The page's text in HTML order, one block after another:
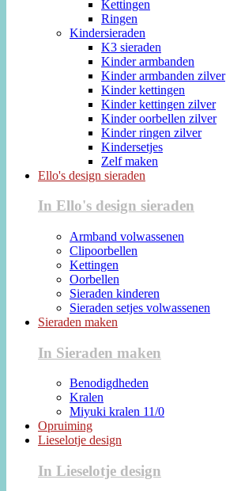
Kettingen
Ringen
Kindersieraden
K3 sieraden
Kinder armbanden
Kinder armbanden zilver
Kinder kettingen
Kinder kettingen zilver
Kinder oorbellen zilver
Kinder ringen zilver
Kindersetjes
Zelf maken
Ello's design sieraden
In Ello's design sieraden
Armband volwassenen
Clipoorbellen
Kettingen
Oorbellen
Sieraden kinderen
Sieraden setjes volwassenen
Sieraden maken
In Sieraden maken
Benodigdheden
Kralen
Miyuki kralen 11/0
Opruiming
Lieselotje design
In Lieselotje design